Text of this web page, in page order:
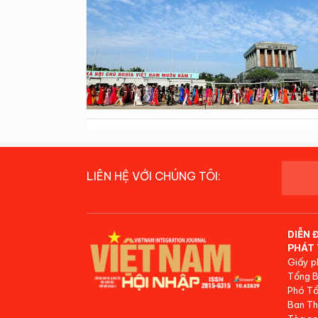
LIÊN HỆ VỚI CHÚNG TÔI:
DIỄN
PHÁT
Giấy
Tổng
Phó
Ban